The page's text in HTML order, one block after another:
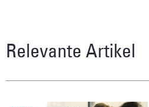
Relevante Artikel